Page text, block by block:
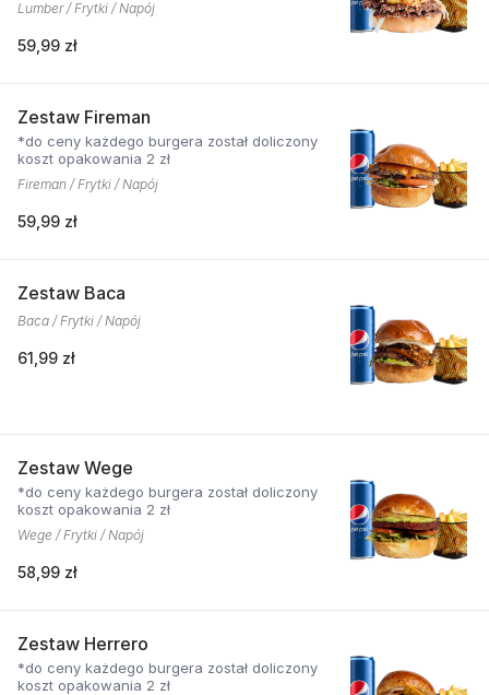
Lumber / Frytki / Napój
59,99 zł
Zestaw Fireman
*do ceny każdego burgera został doliczony
koszt opakowania 2 zł
Fireman / Frytki / Napój
59,99 zł
Zestaw Baca
Baca / Frytki / Napój
61,99 zł
Zestaw Wege
*do ceny każdego burgera został doliczony
koszt opakowania 2 zł
Wege / Frytki / Napój
58,99 zł
Zestaw Herrero
*do ceny każdego burgera został doliczony
koszt opakowania 2 zł